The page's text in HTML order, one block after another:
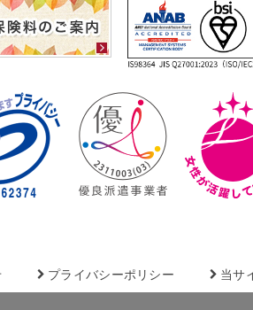
プライバシーポリシー 当サ